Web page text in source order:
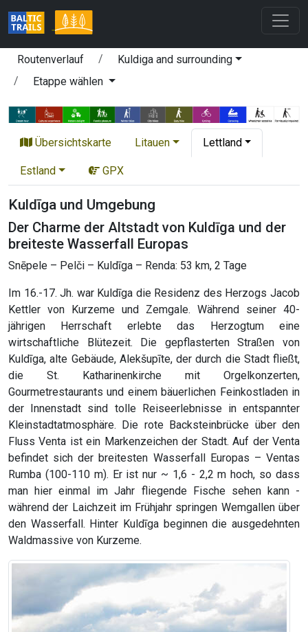
Routenverlauf
Kuldiga and surrounding
Etappe wählen
Übersichtskarte Litauen Lettland
Estland GPX
Kuldīga und Umgebung
Der Charme der Altstadt von Kuldīga und der
breiteste Wasserfall Europas
Snēpele – Pelči – Kuldīga – Renda: 53 km, 2 Tage
Im 16.-17. Jh. war Kuldīga die Residenz des Herzogs Jacob
Kettler von Kurzeme und Zemgale. Während seiner 40-
jährigen Herrschaft erlebte das Herzogtum eine
wirtschaftliche Blütezeit. Die gepflasterten Straßen von
Kuldīga, alte Gebäude, Alekšupīte, der durch die Stadt fließt,
die St. Katharinenkirche mit Orgelkonzerten,
Gourmetrestaurants und einem bäuerlichen Feinkostladen in
der Innenstadt sind tolle Reiseerlebnisse in entspannter
Kleinstadtatmosphäre. Die rote Backsteinbrücke über den
Fluss Venta ist ein Markenzeichen der Stadt. Auf der Venta
befindet sich der breitesten Wasserfall Europas – Ventas
Rumba (100-110 m). Er ist nur ~ 1,6 - 2,2 m hoch, so dass
man hier einmal im Jahr fliegende Fische sehen kann -
während der Laichzeit im Frühjahr springen Wemgallen über
den Wasserfall. Hinter Kuldīga beginnen die ausgedehnten
Waldmassive von Kurzeme.